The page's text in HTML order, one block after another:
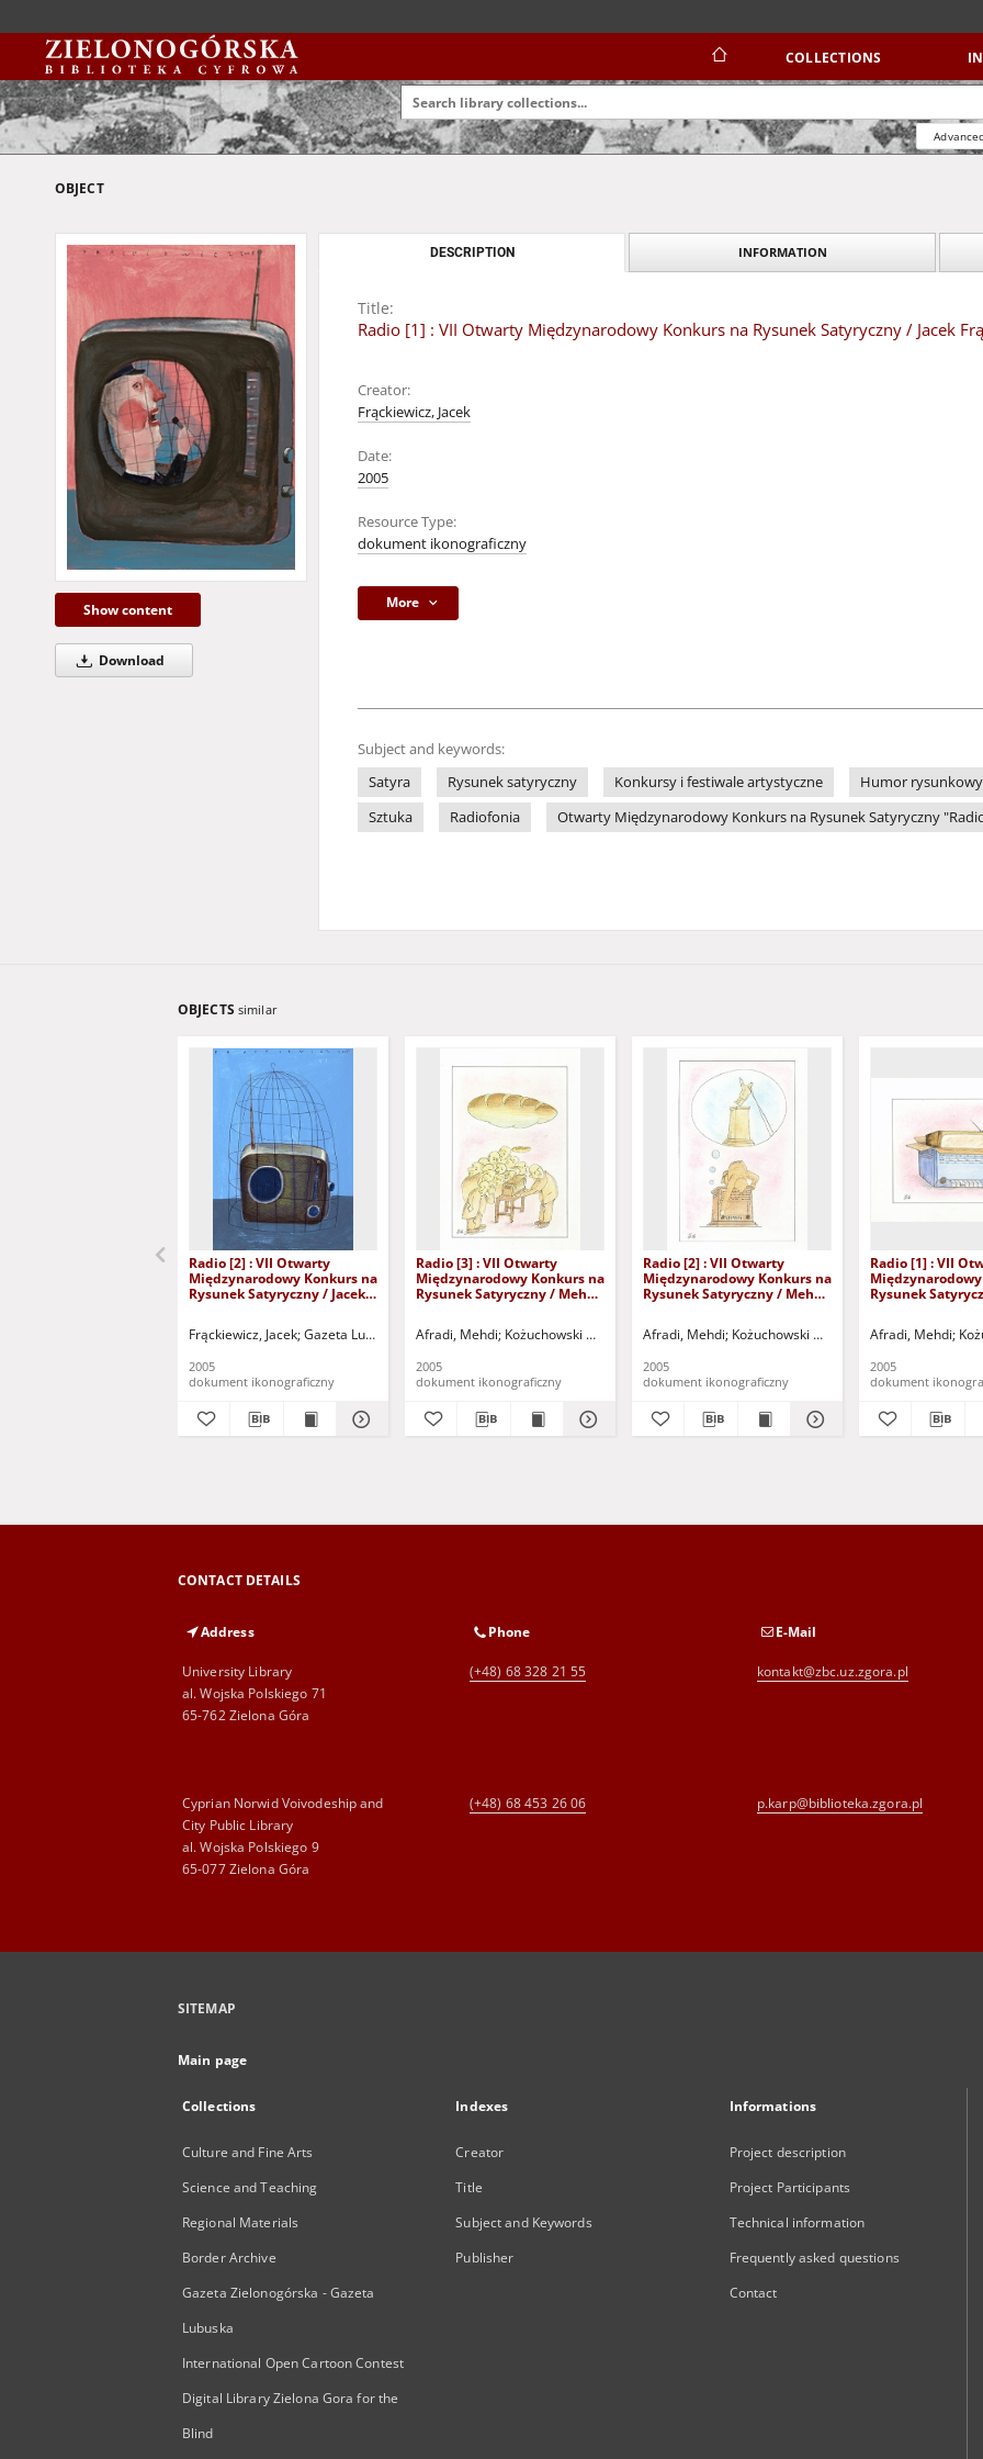
COLLECTIONS
OBJECT
Show content
Download
DESCRIPTION INFORMATION
Title:
Radio [1] : VII Otwarty Międzynarodowy Konkurs na Rysunek Satyryczny / Jacek
Creator:
Frąckiewicz, Jacek
Date:
2005
Resource Type:
dokument ikonograficzny
More
Subject and keywords:
Satyra
Rysunek satyryczny Konkursy i festiwale artystyczne Humor rysunkowy
Sztuka
Radiofonia Otwarty Międzynarodowy Konkurs na Rysunek Satyryczny
OBJECTS similar
Radio [2] : VII Otwarty
Międzynarodowy Konkurs na
Rysunek Satyryczny / Jacek
Frąckiewicz, Jacek Gazeta Lubuska (Zielona Góra) Kożuchowski Ośrodek Kultury i Sportu "Zamek" (Kożuchów). (ul. Klasztorna 14,
2005
dokument ikonograficzny
Radio [3] : VII Otwarty
Międzynarodowy Konkurs na
Rysunek Satyryczny / Mehdi
Afradi, Mehdi Kożuchowski Ośrodek Kultury i Sportu "Zamek" (Kożuchów). (ul. Klasztorna
2005
dokument ikonograficzny
Radio [2] : VII Otwarty
Międzynarodowy Konkurs na
Rysunek Satyryczny / Mehdi
Afradi, Mehdi Kożuchowski Ośrodek Kultury i Sportu
2005
dokument ikonograficzny
Radio [1] : VII
Rysunek
Afradi, Mehdi
2005
dokument
CONTACT DETAILS
Address
University Library
al. Wojska Polskiego 71
65-762 Zielona Góra
Phone
(+48) 68 328 21 55
E-Mail
kontakt@zbc.uz.zgora.pl
Cyprian Norwid Voivodeship and
City Public Library
al. Wojska Polskiego 9
65-077 Zielona Góra
(+48) 68 453 26 06 p.karp@biblioteka.zgora.pl
SITEMAP
Main page
Collections
Culture and Fine Arts
Science and Teaching
Regional Materials
Border Archive
Gazeta Zielonogórska - Gazeta
Lubuska
International Open Cartoon Contest
Digital Library Zielona Gora for the
Blind
Indexes
Creator
Title
Subject and Keywords
Publisher
Informations
Project description
Project Participants
Technical information
Frequently asked questions
Contact